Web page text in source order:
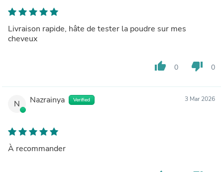
Livraison rapide, hâte de tester la poudre sur mes
cheveux
thumb_up 0 thumb_down 0
N Nazrainya Verified 3 Mar 2026
À recommander